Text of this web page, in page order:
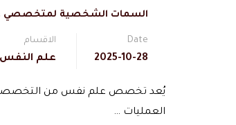
السمات الشخصية لمتخصصي
Date
2025-10-28
الاقسام
علم النفس
يُعد تخصص علم نفس من التخصصات
العمليات …